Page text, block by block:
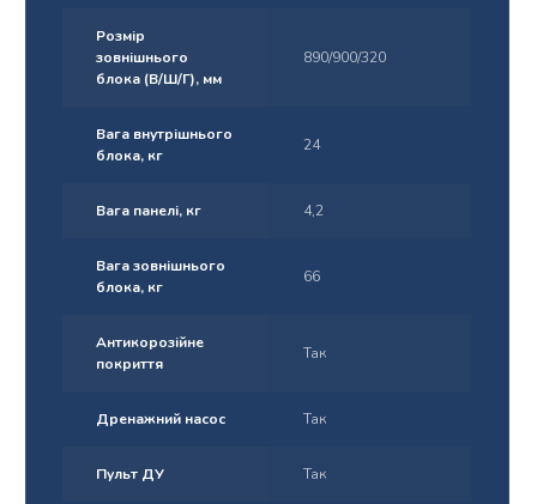
Розмір
зовнішнього
блока (В/Ш/Г), мм
890/900/320
Вага внутрішнього
блока, кг
24
Вага панелі, кг 4,2
Вага зовнішнього
блока, кг
66
Антикорозійне
покриття
Так
Дренажний насос Так
Пульт ДУ Так